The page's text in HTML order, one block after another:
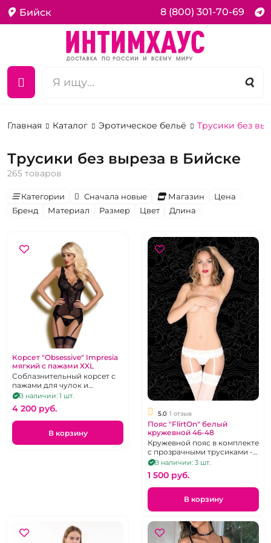
Бийск 8 (800) 301-70-69
Главная Каталог Эротическое бельё Трусики без
Трусики без выреза в Бийске
265 товаров
Категории Сначала новые Магазин
Цена
Бренд
Материал Размер Цвет Длина
Корсет "Obsessive" Impresia
мягкий с пажами ХXL
Соблазнительный корсет с
пажами для чулок и
трусиками без доступа
чёрного цвета.
В наличии: 1 шт.
4 200 pуб.
В корзину
5.0 1 отзыв
Пояс "FlirtOn" белый
кружевной 46-48
Кружевной пояс в комплекте
с прозрачными трусиками -
стрингами.
В наличии: 3 шт.
1 500 pуб.
В корзину